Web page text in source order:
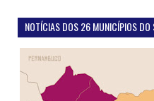
NOTÍCIAS DOS 26 MUNICÍPIOS DO